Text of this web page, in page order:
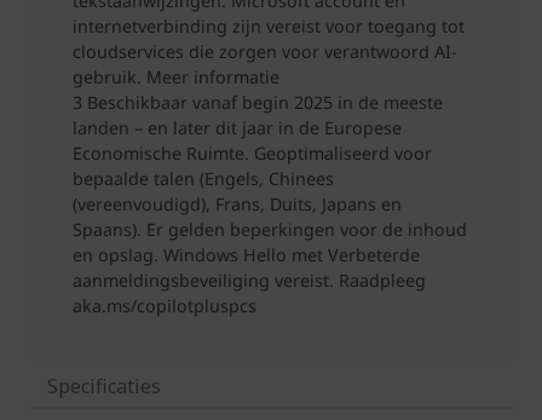
Specificaties